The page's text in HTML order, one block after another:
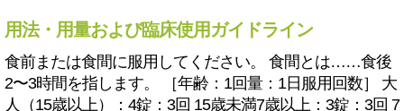
用法・用量および臨床使用ガイドライン
食前または食間に服用してください。 食間とは……食後
2〜3時間を指します。 ［年齢：1回量：1日服用回数］ 大
人（15歳以上）：4錠：3回 15歳未満7歳以上：3錠：3回 7